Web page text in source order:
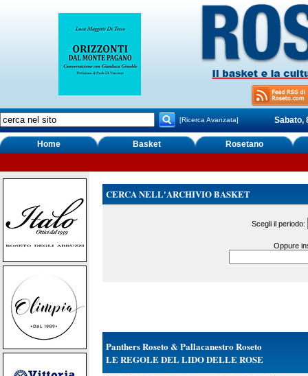
[Ricerca Avanzata] Sabato,
Home Basket Rosetano
CERCA NELL'ARCHIVIO BASKET
Scegli il periodo:
Oppure
Panthers Roseto & Pallacanestro Roseto
LE REGOLE DEL LIDO DELLE ROSE